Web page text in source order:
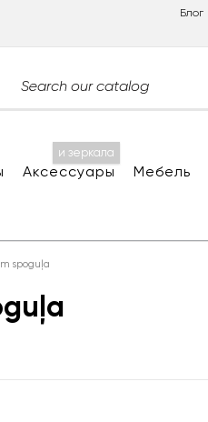
Блог
Аксессуары
и зеркала
Мебель
spoguļa